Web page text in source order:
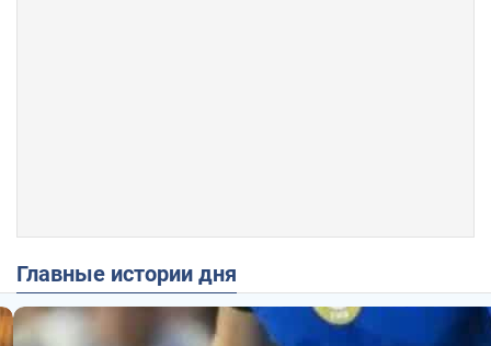
Главные истории дня